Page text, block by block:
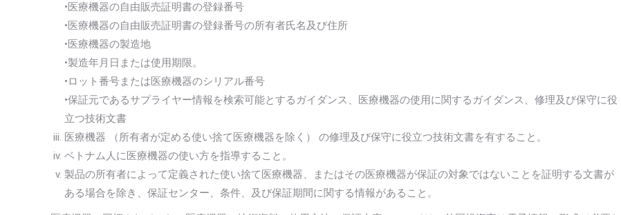
•医療機器の自由販売証明書の登録番号
•医療機器の自由販売証明書の登録番号の所有者氏名及び住所
•医療機器の製造地
•製造年月日または使用期限。
•ロット番号または医療機器のシリアル番号
•保証元であるサプライヤー情報を検索可能とするガイダンス、医療機器の使用に関するガイダンス、修理及び保守に役
立つ技術文書
医療機器 （所有者が定める使い捨て医療機器を除く） の修理及び保守に役立つ技術文書を有すること。
ベトナム人に医療機器の使い方を指導すること。
製品の所有者によって定義された使い捨て医療機器、またはその医療機器が保証の対象ではないことを証明する文書が
ある場合を除き、保証センター、条件、及び保証期間に関する情報があること。